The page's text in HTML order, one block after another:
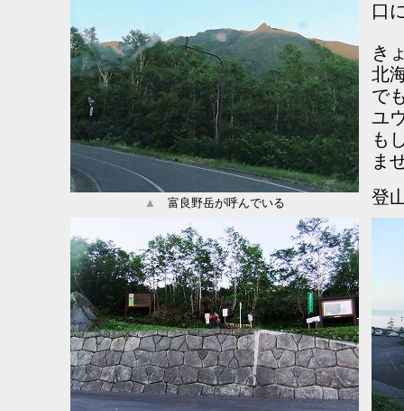
口
き
北
で
ユ
も
ま
登
▲ 富良野岳が呼んでいる